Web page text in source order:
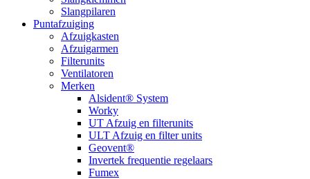
Slangpilaren
Puntafzuiging
Afzuigkasten
Afzuigarmen
Filterunits
Ventilatoren
Merken
Alsident® System
Worky
UT Afzuig en filterunits
ULT Afzuig en filter units
Geovent®
Invertek frequentie regelaars
Fumex